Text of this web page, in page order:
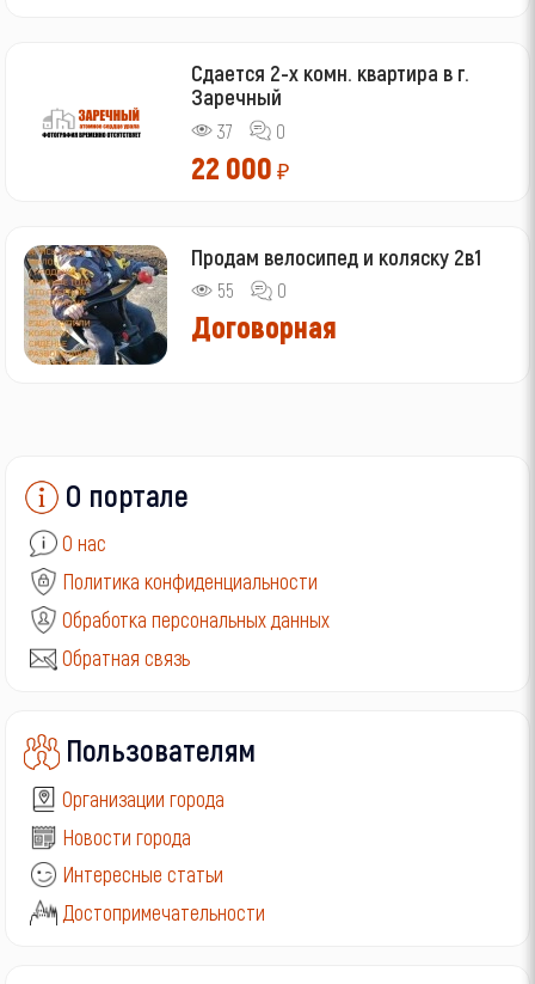
Сдается 2-х комн. квартира в г.
Заречный
37 0
22 000 ₽
Продам велосипед и коляску 2в1
55 0
Договорная
О портале
О нас
Политика конфиденциальности
Обработка персональных данных
Обратная связь
Пользователям
Организации города
Новости города
Интересные статьи
Достопримечательности